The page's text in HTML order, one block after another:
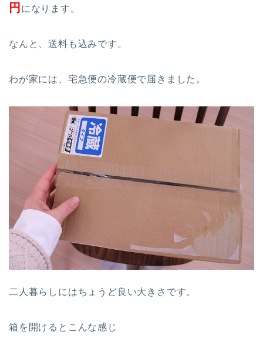
円 になります。
なんと、送料も込みです。
わが家には、宅急便の冷蔵便で届きました。
二人暮らしにはちょうど良い大きさです。
箱を開けるとこんな感じ